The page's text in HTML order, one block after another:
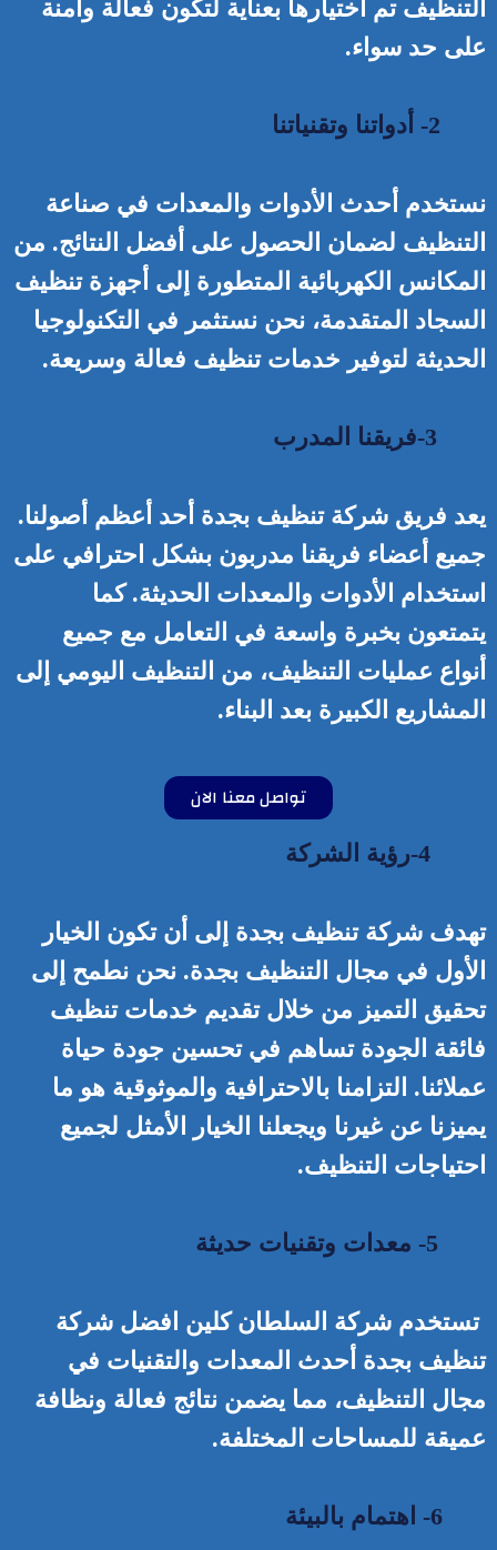
التنظيف تم اختيارها بعناية لتكون فعالة وآمنة
على حد سواء.
2- أدواتنا وتقنياتنا
نستخدم أحدث الأدوات والمعدات في صناعة
التنظيف لضمان الحصول على أفضل النتائج. من
المكانس الكهربائية المتطورة إلى أجهزة تنظيف
السجاد المتقدمة، نحن نستثمر في التكنولوجيا
الحديثة لتوفير خدمات تنظيف فعالة وسريعة.
3-فريقنا المدرب
يعد فريق شركة تنظيف بجدة أحد أعظم أصولنا.
جميع أعضاء فريقنا مدربون بشكل احترافي على
استخدام الأدوات والمعدات الحديثة. كما
يتمتعون بخبرة واسعة في التعامل مع جميع
أنواع عمليات التنظيف، من التنظيف اليومي إلى
المشاريع الكبيرة بعد البناء.
تواصل معنا الان
4-رؤية الشركة
تهدف شركة تنظيف بجدة إلى أن تكون الخيار
الأول في مجال التنظيف بجدة. نحن نطمح إلى
تحقيق التميز من خلال تقديم خدمات تنظيف
فائقة الجودة تساهم في تحسين جودة حياة
عملائنا. التزامنا بالاحترافية والموثوقية هو ما
يميزنا عن غيرنا ويجعلنا الخيار الأمثل لجميع
احتياجات التنظيف.
5- معدات وتقنيات حديثة
تستخدم شركة السلطان كلين افضل شركة
تنظيف بجدة أحدث المعدات والتقنيات في
مجال التنظيف، مما يضمن نتائج فعالة ونظافة
عميقة للمساحات المختلفة.
6- اهتمام بالبيئة